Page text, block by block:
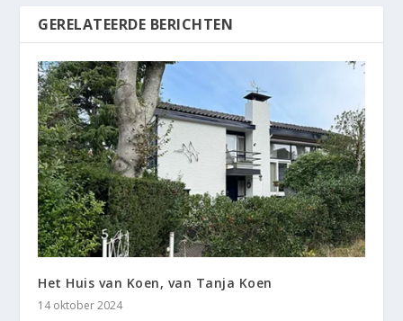
GERELATEERDE BERICHTEN
Het Huis van Koen, van Tanja Koen
14 oktober 2024